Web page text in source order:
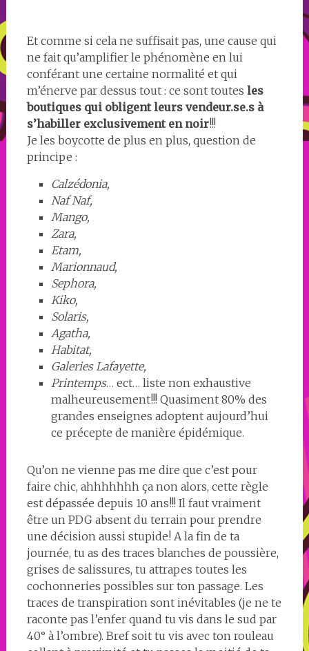
Et comme si cela ne suffisait pas, une cause qui
ne fait qu’amplifier le phénomène en lui
conférant une certaine normalité et qui
m’énerve par dessus tout : ce sont toutes les
boutiques qui obligent leurs vendeur.se.s à
s’habiller exclusivement en noir!!!
Je les boycotte de plus en plus, question de
principe :
Calzédonia,
Naf Naf,
Mango,
Zara,
Etam,
Marionnaud,
Sephora,
Kiko,
Solaris,
Agatha,
Habitat,
Galeries Lafayette,
Printemps… ect… liste non exhaustive
malheureusement!!! Quasiment 80% des
grandes enseignes adoptent aujourd’hui
ce précepte de manière épidémique.
Qu’on ne vienne pas me dire que c’est pour
faire chic, ahhhhhhh ça non alors, cette règle
est dépassée depuis 10 ans!!! Il faut vraiment
être un PDG absent du terrain pour prendre
une décision aussi stupide! A la fin de ta
journée, tu as des traces blanches de poussière,
grises de salissures, tu attrapes toutes les
cochonneries possibles sur ton passage. Les
traces de transpiration sont inévitables (je ne te
raconte pas l’enfer quand tu vis dans le sud par
40° à l’ombre). Bref soit tu vis avec ton rouleau